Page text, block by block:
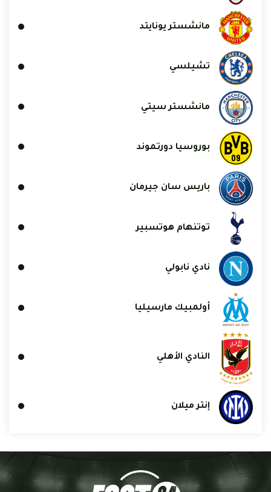
مانشستر يونايتد
تشيلسي
مانشستر سيتي
بوروسيا دورتموند
باريس سان جيرمان
توتنهام هوتسبير
نادي نابولي
أولمبيك مارسيليا
النادي الأهلي
إنتر ميلان